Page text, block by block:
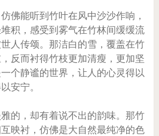
佛能听到竹叶在风中沙沙作响，
积，感受到雾气在竹林间缓缓流
人传颂。那洁白的雪，覆盖在竹
反而衬得竹枝更加清瘦，更加坚
个静谧的世界，让人的心灵得以
安宁。
的，却有着说不出的韵味。那竹
映衬，仿佛是大自然最纯净的色